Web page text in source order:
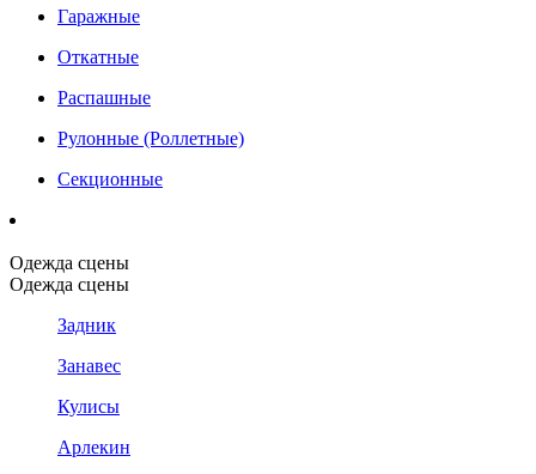
Гаражные
Откатные
Распашные
Рулонные (Роллетные)
Секционные
Одежда сцены
Одежда сцены
Задник
Занавес
Кулисы
Арлекин